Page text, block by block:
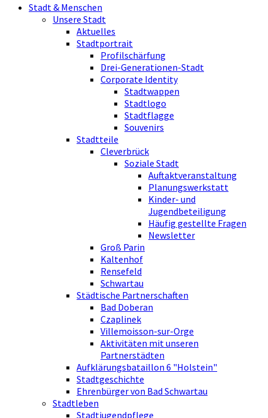
Stadt & Menschen
Unsere Stadt
Aktuelles
Stadtportrait
Profilschärfung
Drei-Generationen-Stadt
Corporate Identity
Stadtwappen
Stadtlogo
Stadtflagge
Souvenirs
Stadtteile
Cleverbrück
Soziale Stadt
Auftaktveranstaltung
Planungswerkstatt
Kinder- und
Jugendbeteiligung
Häufig gestellte Fragen
Newsletter
Groß Parin
Kaltenhof
Rensefeld
Schwartau
Städtische Partnerschaften
Bad Doberan
Czaplinek
Villemoisson-sur-Orge
Aktivitäten mit unseren
Partnerstädten
Aufklärungsbataillon 6 "Holstein"
Stadtgeschichte
Ehrenbürger von Bad Schwartau
Stadtleben
Stadtjugendpflege